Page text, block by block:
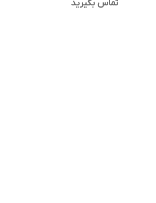
تماس بگیرید